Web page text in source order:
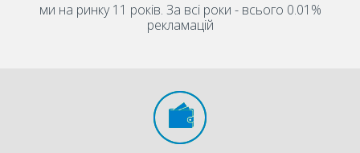
ми на ринку 11 років. За всі роки - всього 0.01%
рекламацій